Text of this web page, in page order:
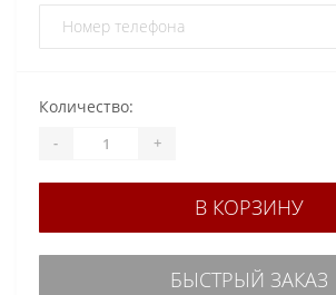
Количество:
- +
В КОРЗИНУ
БЫСТРЫЙ ЗАКАЗ